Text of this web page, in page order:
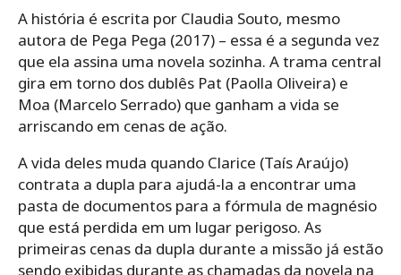
A história é escrita por Claudia Souto, mesmo
autora de Pega Pega (2017) – essa é a segunda vez
que ela assina uma novela sozinha. A trama central
gira em torno dos dublês Pat (Paolla Oliveira) e
Moa (Marcelo Serrado) que ganham a vida se
arriscando em cenas de ação.
A vida deles muda quando Clarice (Taís Araújo)
contrata a dupla para ajudá-la a encontrar uma
pasta de documentos para a fórmula de magnésio
que está perdida em um lugar perigoso. As
primeiras cenas da dupla durante a missão já estão
sendo exibidas durante as chamadas da novela na